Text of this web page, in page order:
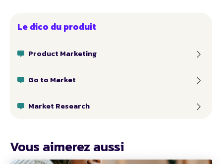
Le dico du produit
Product Marketing
Go to Market
Market Research
Vous aimerez aussi